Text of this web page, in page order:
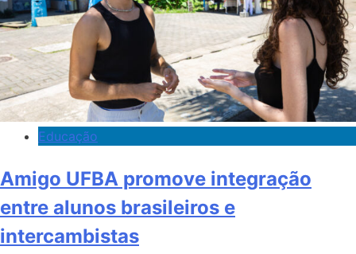
Educação
Amigo UFBA promove integração
entre alunos brasileiros e
intercambistas